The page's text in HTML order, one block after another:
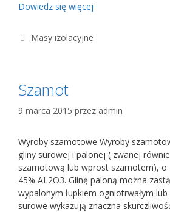
Dowiedz się więcej
Kategorie
Masy izolacyjne
Szamot
9 marca 2015 przez admin
Wyroby szamotowe Wyroby
gliny surowej i palonej ( zwanej
szamotową lub wprost szamotem), o
45% AL2O3. Glinę paloną można
wypalonym łupkiem ogniotrwałym
surowe wykazują znaczna